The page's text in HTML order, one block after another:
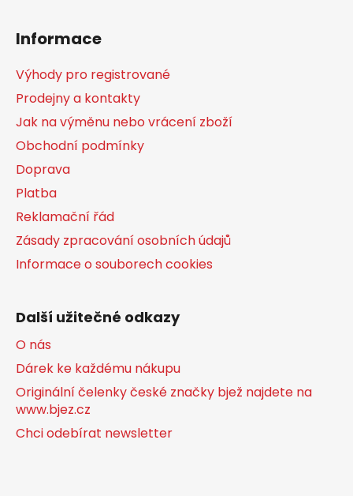
Informace
Výhody pro registrované
Prodejny a kontakty
Jak na výměnu nebo vrácení zboží
Obchodní podmínky
Doprava
Platba
Reklamační řád
Zásady zpracování osobních údajů
Informace o souborech cookies
Další užitečné odkazy
O nás
Dárek ke každému nákupu
Originální čelenky české značky bjež najdete na
www.bjez.cz
Chci odebírat newsletter